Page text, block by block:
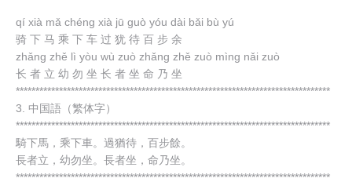
qí xià mǎ chéng xià jū guò yóu dài bǎi bù yú
骑 下 马 乘 下 车 过 犹 待 百 步 余
zhǎng zhě lì yòu wù zuò zhǎng zhě zuò mìng nǎi zuò
长 者 立 幼 勿 坐 长 者 坐 命 乃 坐
********************************************************************************
3. 中国語（繁体字）
********************************************************************************
騎下馬，乘下車。過猶待，百步餘。
長者立，幼勿坐。長者坐，命乃坐。
********************************************************************************